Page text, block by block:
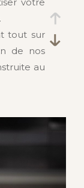
tout sur
de nos
au
d’une
avant
plaçons